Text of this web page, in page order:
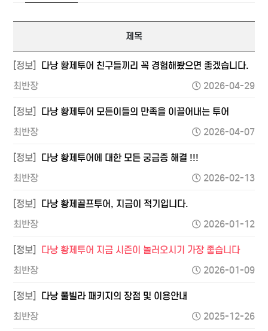
제목
[정보]
다낭 황제투어 친구들끼리 꼭 경험해봤으면 좋겠습니다.
최반장
2026-04-29
[정보]
다낭 황제투어 모든이들의 만족을 이끌어내는 투어
최반장
2026-04-07
[정보]
다낭 황제투어에 대한 모든 궁금증 해결 !!!
최반장
2026-02-13
[정보]
다낭 황제골프투어, 지금이 적기입니다.
최반장
2026-01-12
[정보]
다낭 황제투어 지금 시즌이 놀러오시기 가장 좋습니다
최반장
2026-01-09
[정보]
다낭 풀빌라 패키지의 장점 및 이용안내
최반장
2025-12-26